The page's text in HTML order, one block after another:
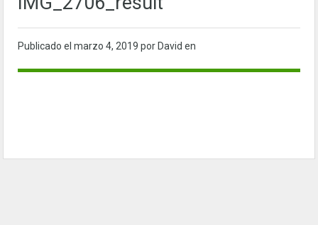
Publicado el marzo 4, 2019 por David en